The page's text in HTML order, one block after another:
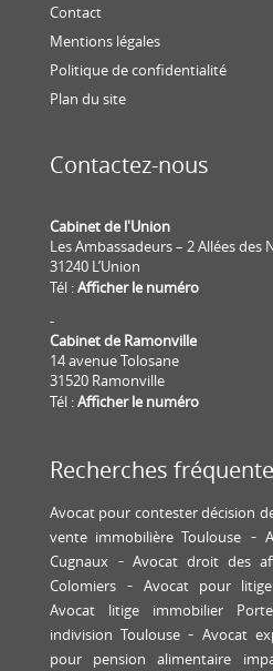
Contact
Mentions légales
Politique de confidentialité
Plan du site
Contactez-nous
Cabinet de l'Union
Les Ambassadeurs – 2 Allées des
31240 L’Union
Tél :Afficher le numéro
-
Cabinet de Ramonville
14 avenue Tolosane
31520 Ramonville
Tél :Afficher le numéro
Recherches
Avocat pour contester décision
vente immobilière Toulouse
Cugnaux
Avocat droit des
Colomiers
Avocat pour
Avocat litige immobilier
indivision Toulouse
Avocat
pour pension alimentaire